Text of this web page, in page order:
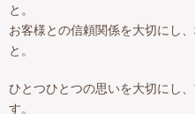
と。
お客様との信頼関係を大切にし
と。
ひとつひとつの思いを大切にし
す。